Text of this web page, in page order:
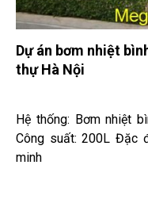
Dự án bơm nhiệt
thự Hà Nội
Hệ thống: Bơm nhiệt
Công suất: 200L Đặc
minh